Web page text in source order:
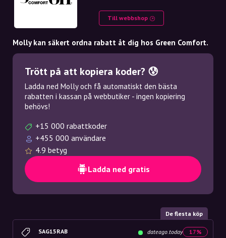
Till webbshop
Molly kan säkert ordna rabatt åt dig hos Green Comfort.
Trött på att kopiera koder? 😰
Ladda ned Molly och få automatiskt den bästa
rabatten i kassan på webbutiker - ingen kopiering
behövs!
+15 000 rabattkoder
+455 000 användare
4.9 betyg
Ladda ned gratis
De flesta köp
SAG15RAB dateago.today 17%